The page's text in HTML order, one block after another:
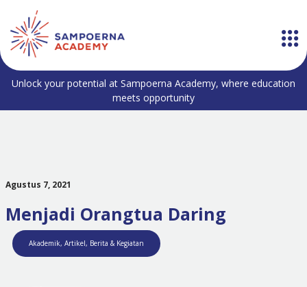
Unlock your potential at Sampoerna Academy, where education
meets opportunity
Agustus 7, 2021
Menjadi Orangtua Daring
Akademik, Artikel, Berita & Kegiatan